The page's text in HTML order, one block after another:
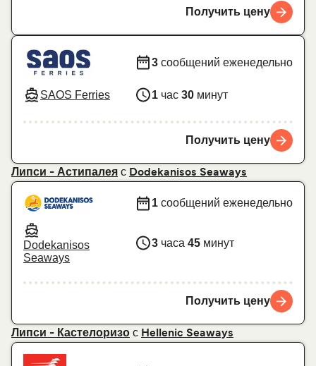
Получить цену
SAOS Ferries
3 сообщений еженедельно
1 час 30 минут
Получить цену
Липси - Астипалея с Dodekanisos Seaways
Dodekanisos
Seaways
1 сообщений еженедельно
3 часа 45 минут
Получить цену
Липси - Кастелоризо с Hellenic Seaways